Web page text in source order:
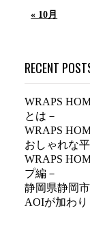
« 10月
RECENT
WRAPS
とは－
WRAPS
おしゃれな
WRAPS
プ編－
静岡県静岡
AOIが加わり